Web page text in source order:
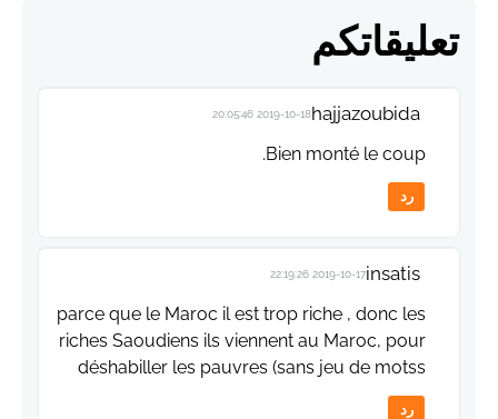
تعليقاتكم
hajjazoubida
2019-10-18 20:05:46
Bien monté le coup.
رد
insatis
2019-10-17 22:19:26
parce que le Maroc il est trop riche , donc les
riches Saoudiens ils viennent au Maroc, pour
déshabiller les pauvres (sans jeu de motss
رد